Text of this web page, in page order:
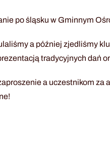
po śląsku w Gminnym
a później zjedliśmy
tradycyjnych dań
a uczestnikom za